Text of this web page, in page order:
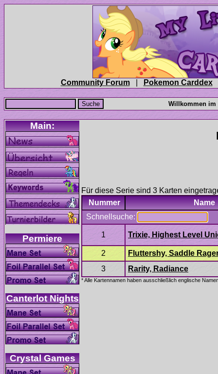
|
Für diese Serie sind 3 Karten
Nummer
Name
Schnellsuche: